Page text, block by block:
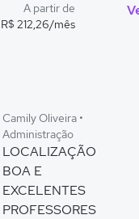
A partir de
R$ 212,26/mês
Camily Oliveira •
Administração
LOCALIZAÇÃO
BOA E
EXCELENTES
PROFESSORES